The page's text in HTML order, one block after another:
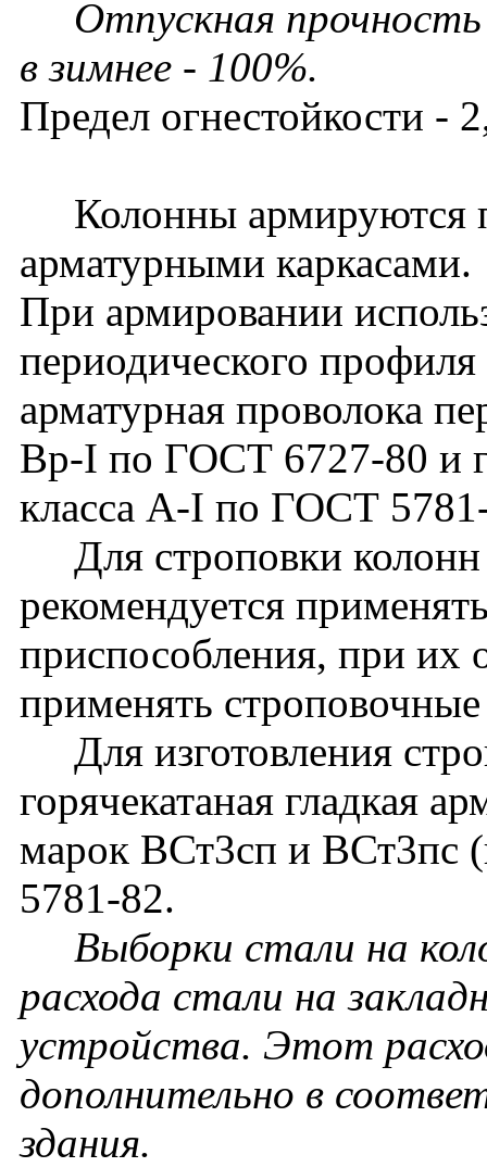
Отпускная
в зимнее - 100%.
Предел огнестойкости -
Колонны армируются
арматурными каркасами.
При армировании
периодического
арматурная проволока
Вр-I по ГОСТ 6727-80 и
класса A-I по ГОСТ
Для строповки колонн
рекомендуется
приспособления, при их
применять
Для изготовления
горячекатаная гладкая
марок ВСт3сп и ВСт3пс
5781-82.
Выборки стали на
расхода стали на
устройства. Этот
дополнительно в
здания.